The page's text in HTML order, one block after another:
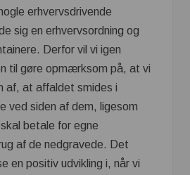
erhvervsdrivende
sig en erhvervsordning og
Derfor vil vi igen
til gøre opmærksom på, at vi
af, at affaldet smides i
ved siden af dem, ligesom
betale for egne
af de nedgravede. Det
en positiv udvikling i, når vi